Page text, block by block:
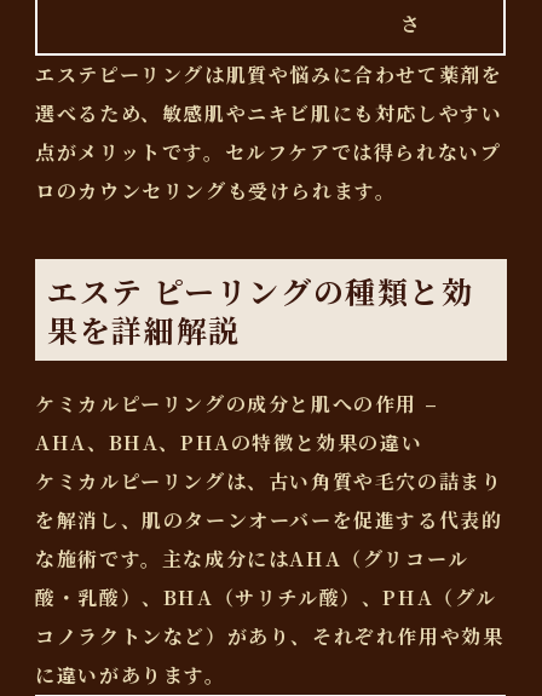
さ
エステピーリングは肌質や悩みに合わせて薬剤を
選べるため、敏感肌やニキビ肌にも対応しやすい
点がメリットです。セルフケアでは得られないプ
ロのカウンセリングも受けられます。
エステ ピーリングの種類と効
果を詳細解説
ケミカルピーリングの成分と肌への作用 –
AHA、BHA、PHAの特徴と効果の違い
ケミカルピーリングは、古い角質や毛穴の詰まり
を解消し、肌のターンオーバーを促進する代表的
な施術です。主な成分にはAHA（グリコール
酸・乳酸）、BHA（サリチル酸）、PHA（グル
コノラクトンなど）があり、それぞれ作用や効果
に違いがあります。